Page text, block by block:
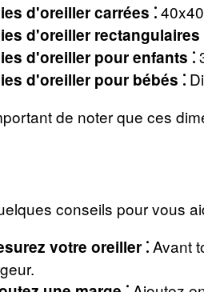
d'oreiller carrées ⁚
d'oreiller rectangulaires
d'oreiller pour enfants ⁚
d'oreiller pour bébés ⁚
de noter que ces
conseils pour vous
votre oreiller ⁚Avant